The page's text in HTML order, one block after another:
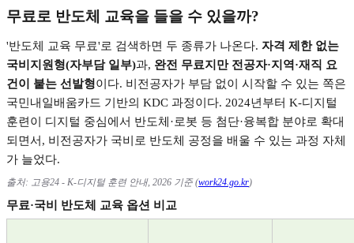
무료로 반도체 교육을 들을 수 있을까?
'반도체 교육 무료'로 검색하면 두 종류가 나온다. 자격 제한 없는
국비지원형(자부담 일부)과, 완전 무료지만 전공자·지역·재직 요
건이 붙는 선발형이다. 비전공자가 부담 없이 시작할 수 있는 쪽은
국민내일배움카드 기반의 KDC 과정이다. 2024년부터 K-디지털
훈련이 디지털 중심에서 반도체 ·로봇 등 첨단·융복합 분야로 확대
되면서 , 비전공자가 국비로 반도체 공정을 배울 수 있는 과정 자체
가 늘었다.
출처: 고용24 - K-디지털 훈련 안내, 2026 기준(work24.go.kr)
무료·국비 반도체 교육 옵션 비교